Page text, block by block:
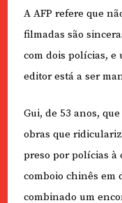
A AFP refere que
filmadas são
com dois polícias, e
editor está a ser
Gui, de 53 anos,
obras que
preso por polícias à
comboio chinês em
combinado um